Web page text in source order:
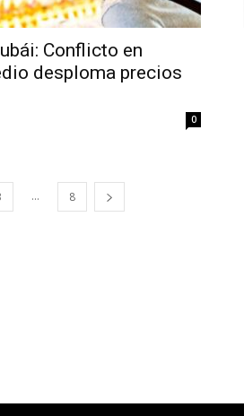
Conflicto en
desploma precios
0
... 8